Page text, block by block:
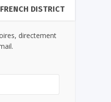
DISTRICT
directement